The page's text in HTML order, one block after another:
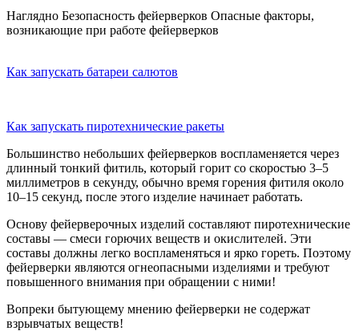
Наглядно Безопасность фейерверков Опасные факторы,
возникающие при работе фейерверков
Как запускать батареи салютов
Как запускать пиротехнические ракеты
Большинство небольших фейерверков воспламеняется через
длинный тонкий фитиль, который горит со скоростью 3–5
миллиметров в секунду, обычно время горения фитиля около
10–15 секунд, после этого изделие начинает работать.
Основу фейерверочных изделий составляют пиротехнические
составы — смеси горючих веществ и окислителей. Эти
составы должны легко воспламеняться и ярко гореть. Поэтому
фейерверки являются огнеопасными изделиями и требуют
повышенного внимания при обращении с ними!
Вопреки бытующему мнению фейерверки не содержат
взрывчатых веществ!